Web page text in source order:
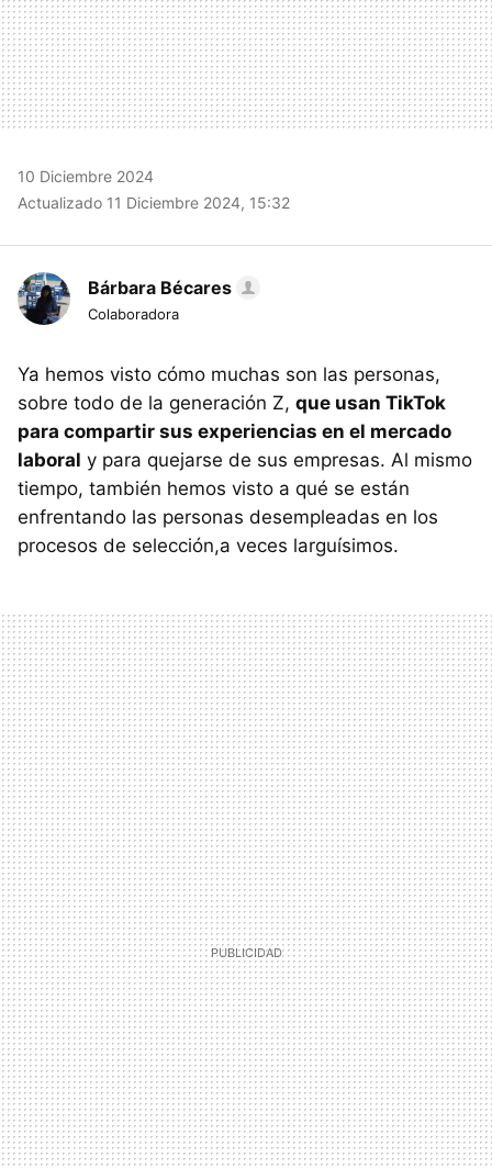
10 Diciembre 2024
Actualizado 11 Diciembre 2024, 15:32
Bárbara Bécares
Colaboradora
Ya hemos visto cómo muchas son las personas,
sobre todo de la generación Z, que usan TikTok
para compartir sus experiencias en el mercado
laboral y para quejarse de sus empresas. Al mismo
tiempo, también hemos visto a qué se están
enfrentando las personas desempleadas en los
procesos de selección,a veces larguísimos.